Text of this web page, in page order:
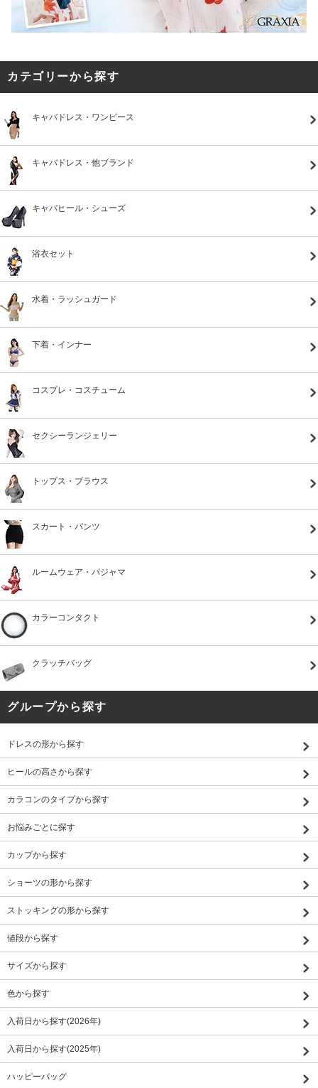
カテゴリーから探す
キャバドレス・ワンピース
キャバドレス・他ブランド
キャバヒール・シューズ
浴衣セット
水着・ラッシュガード
下着・インナー
コスプレ・コスチューム
セクシーランジェリー
トップス・ブラウス
スカート・パンツ
ルームウェア・パジャマ
カラーコンタクト
クラッチバッグ
グループから探す
ドレスの形から探す
ヒールの高さから探す
カラコンのタイプから探す
お悩みごとに探す
カップから探す
ショーツの形から探す
ストッキングの形から探す
値段から探す
サイズから探す
色から探す
入荷日から探す(2026年)
入荷日から探す(2025年)
ハッピーバッグ